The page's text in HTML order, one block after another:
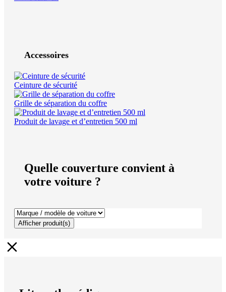
Accessoires
Ceinture de sécurité
Grille de séparation du coffre
Produit de lavage et d’entretien 500 ml
Quelle couverture convient à
votre voiture ?
Afficher produit(s)